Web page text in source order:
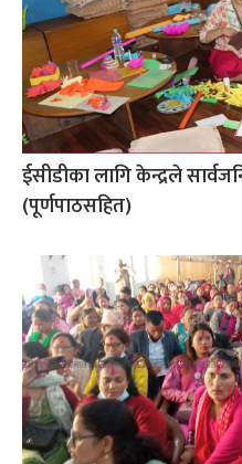
ईसीडीका लागि केन्द्रले
(पूर्णपाठसहित)